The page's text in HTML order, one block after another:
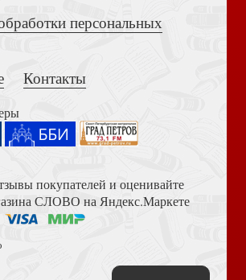
потопа: ранняя история Европы
Апокалипсис (Тихоний Африканский)
и доп., синий бумвинил)
персональных
Контакты